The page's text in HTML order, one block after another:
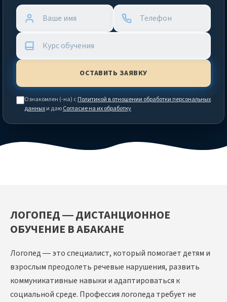
Ознакомлен (-на) сПолитикой в отношении обработки персональных
данныхи даюСогласие на их обработку
ЛОГОПЕД — ДИСТАНЦИОННОЕ
ОБУЧЕНИЕ В АБАКАНЕ
Логопед — это специалист, который помогает детям и
взрослым преодолеть речевые нарушения, развить
коммуникативные навыки и адаптироваться к
социальной среде. Профессия логопеда требует не